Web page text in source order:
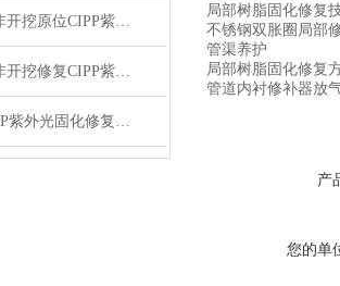
贵阳市管道非开挖原位CIPP紫外光固化修复
南昌市管道非开挖修复CIPP紫外光固化修复
快速处置CIPP紫外光固化修复问题是保障管道长期服役安全的关键
局部树脂固化修复
不锈钢双胀圈局部
管渠养护
局部树脂固化修复
管道内衬修补器放
产
您的单